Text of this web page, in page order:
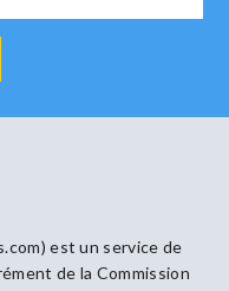
est un service de
de la Commission